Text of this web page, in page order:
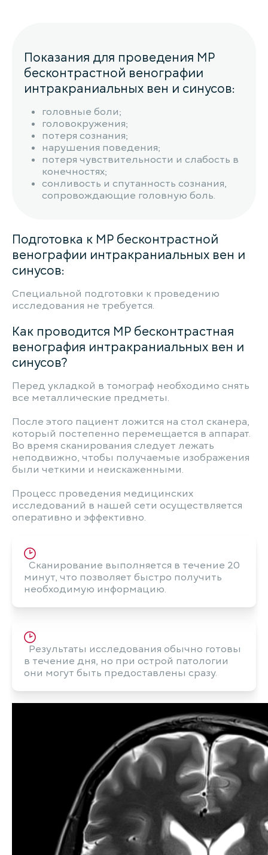
Показания для проведения МР
бесконтрастной венографии
интракраниальных вен и синусов:
головные боли;
головокружения;
потеря сознания;
нарушения поведения;
потеря чувствительности и слабость в
конечностях;
сонливость и спутанность сознания,
сопровождающие головную боль.
Подготовка к МР бесконтрастной
венографии интракраниальных вен и
синусов:
Специальной подготовки к проведению
исследования не требуется.
Как проводится МР бесконтрастная
венография интракраниальных вен и
синусов?
Перед укладкой в томограф необходимо снять
все металлические предметы.
После этого пациент ложится на стол сканера,
который постепенно перемещается в аппарат.
Во время сканирования следует лежать
неподвижно, чтобы получаемые изображения
были четкими и неискаженными.
Процесс проведения медицинских
исследований в нашей сети осуществляется
оперативно и эффективно.
Сканирование выполняется в течение 20
минут, что позволяет быстро получить
необходимую информацию.
Результаты исследования обычно готовы
в течение дня, но при острой патологии
они могут быть предоставлены сразу.